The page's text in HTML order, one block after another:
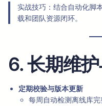
实战技巧：结合自动化脚
载和团队资源闭环。
6. 长期维
定期校验与版本更新
每周自动检测离线库